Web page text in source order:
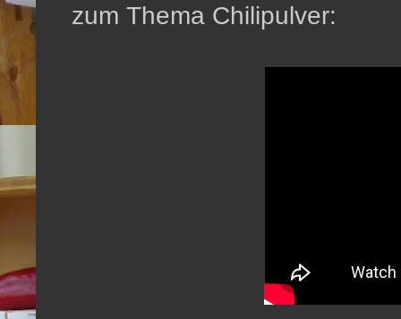
zum Thema Chilipulver: